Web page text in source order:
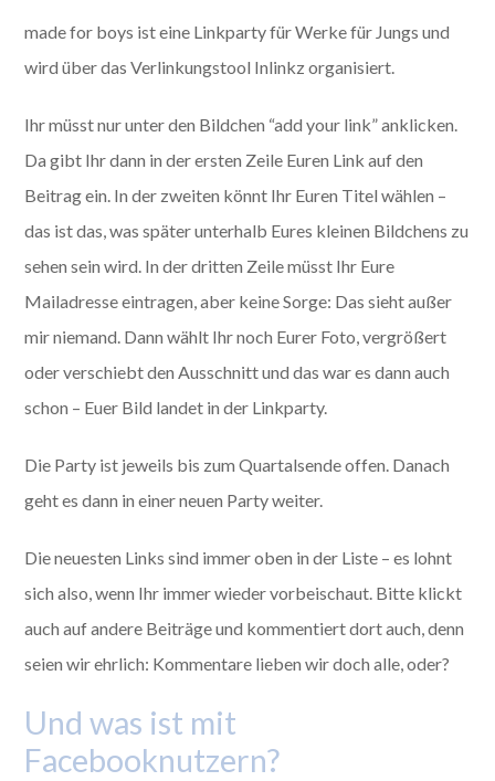
made for boys ist eine Linkparty für Werke für Jungs und
wird über das Verlinkungstool Inlinkz organisiert.
Ihr müsst nur unter den Bildchen “add your link” anklicken.
Da gibt Ihr dann in der ersten Zeile Euren Link auf den
Beitrag ein. In der zweiten könnt Ihr Euren Titel wählen –
das ist das, was später unterhalb Eures kleinen Bildchens zu
sehen sein wird. In der dritten Zeile müsst Ihr Eure
Mailadresse eintragen, aber keine Sorge: Das sieht außer
mir niemand. Dann wählt Ihr noch Eurer Foto, vergrößert
oder verschiebt den Ausschnitt und das war es dann auch
schon – Euer Bild landet in der Linkparty.
Die Party ist jeweils bis zum Quartalsende offen. Danach
geht es dann in einer neuen Party weiter.
Die neuesten Links sind immer oben in der Liste – es lohnt
sich also, wenn Ihr immer wieder vorbeischaut. Bitte klickt
auch auf andere Beiträge und kommentiert dort auch, denn
seien wir ehrlich: Kommentare lieben wir doch alle, oder?
Und was ist mit
Facebooknutzern?